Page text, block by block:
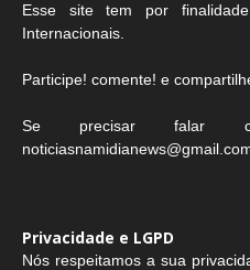
Esse site tem por
Internacionais.
Participe! comente! e
Se precisar falar
Privacidade e LGPD
Nós respeitamos a sua